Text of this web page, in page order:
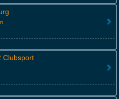
Clubsport